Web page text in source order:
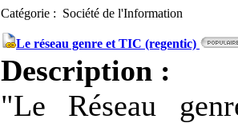
Catégorie : Société de l'Information
Le réseau genre et TIC (regentic)
Description :
"Le Réseau